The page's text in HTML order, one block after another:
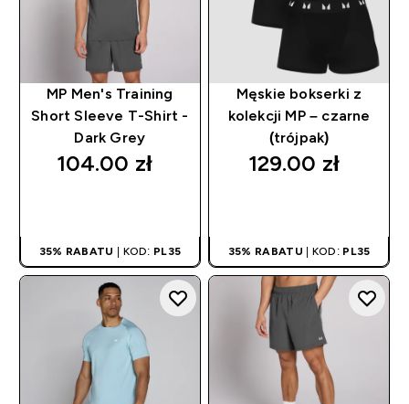
MP Men's Training
Short Sleeve T-Shirt -
Dark Grey
104.00 zł‎
35% RABATU | KOD: PL35
Męskie bokserki z
kolekcji MP – czarne
(trójpak)
129.00 zł‎
35% RABATU | KOD: PL35